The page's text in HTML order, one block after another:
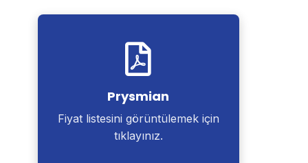
Prysmian
Fiyat listesini görüntülemek için
tıklayınız.